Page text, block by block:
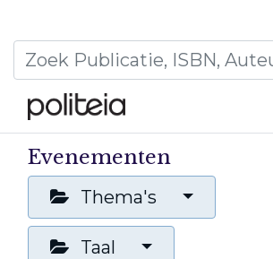
Evenementen
Thema's
Taal